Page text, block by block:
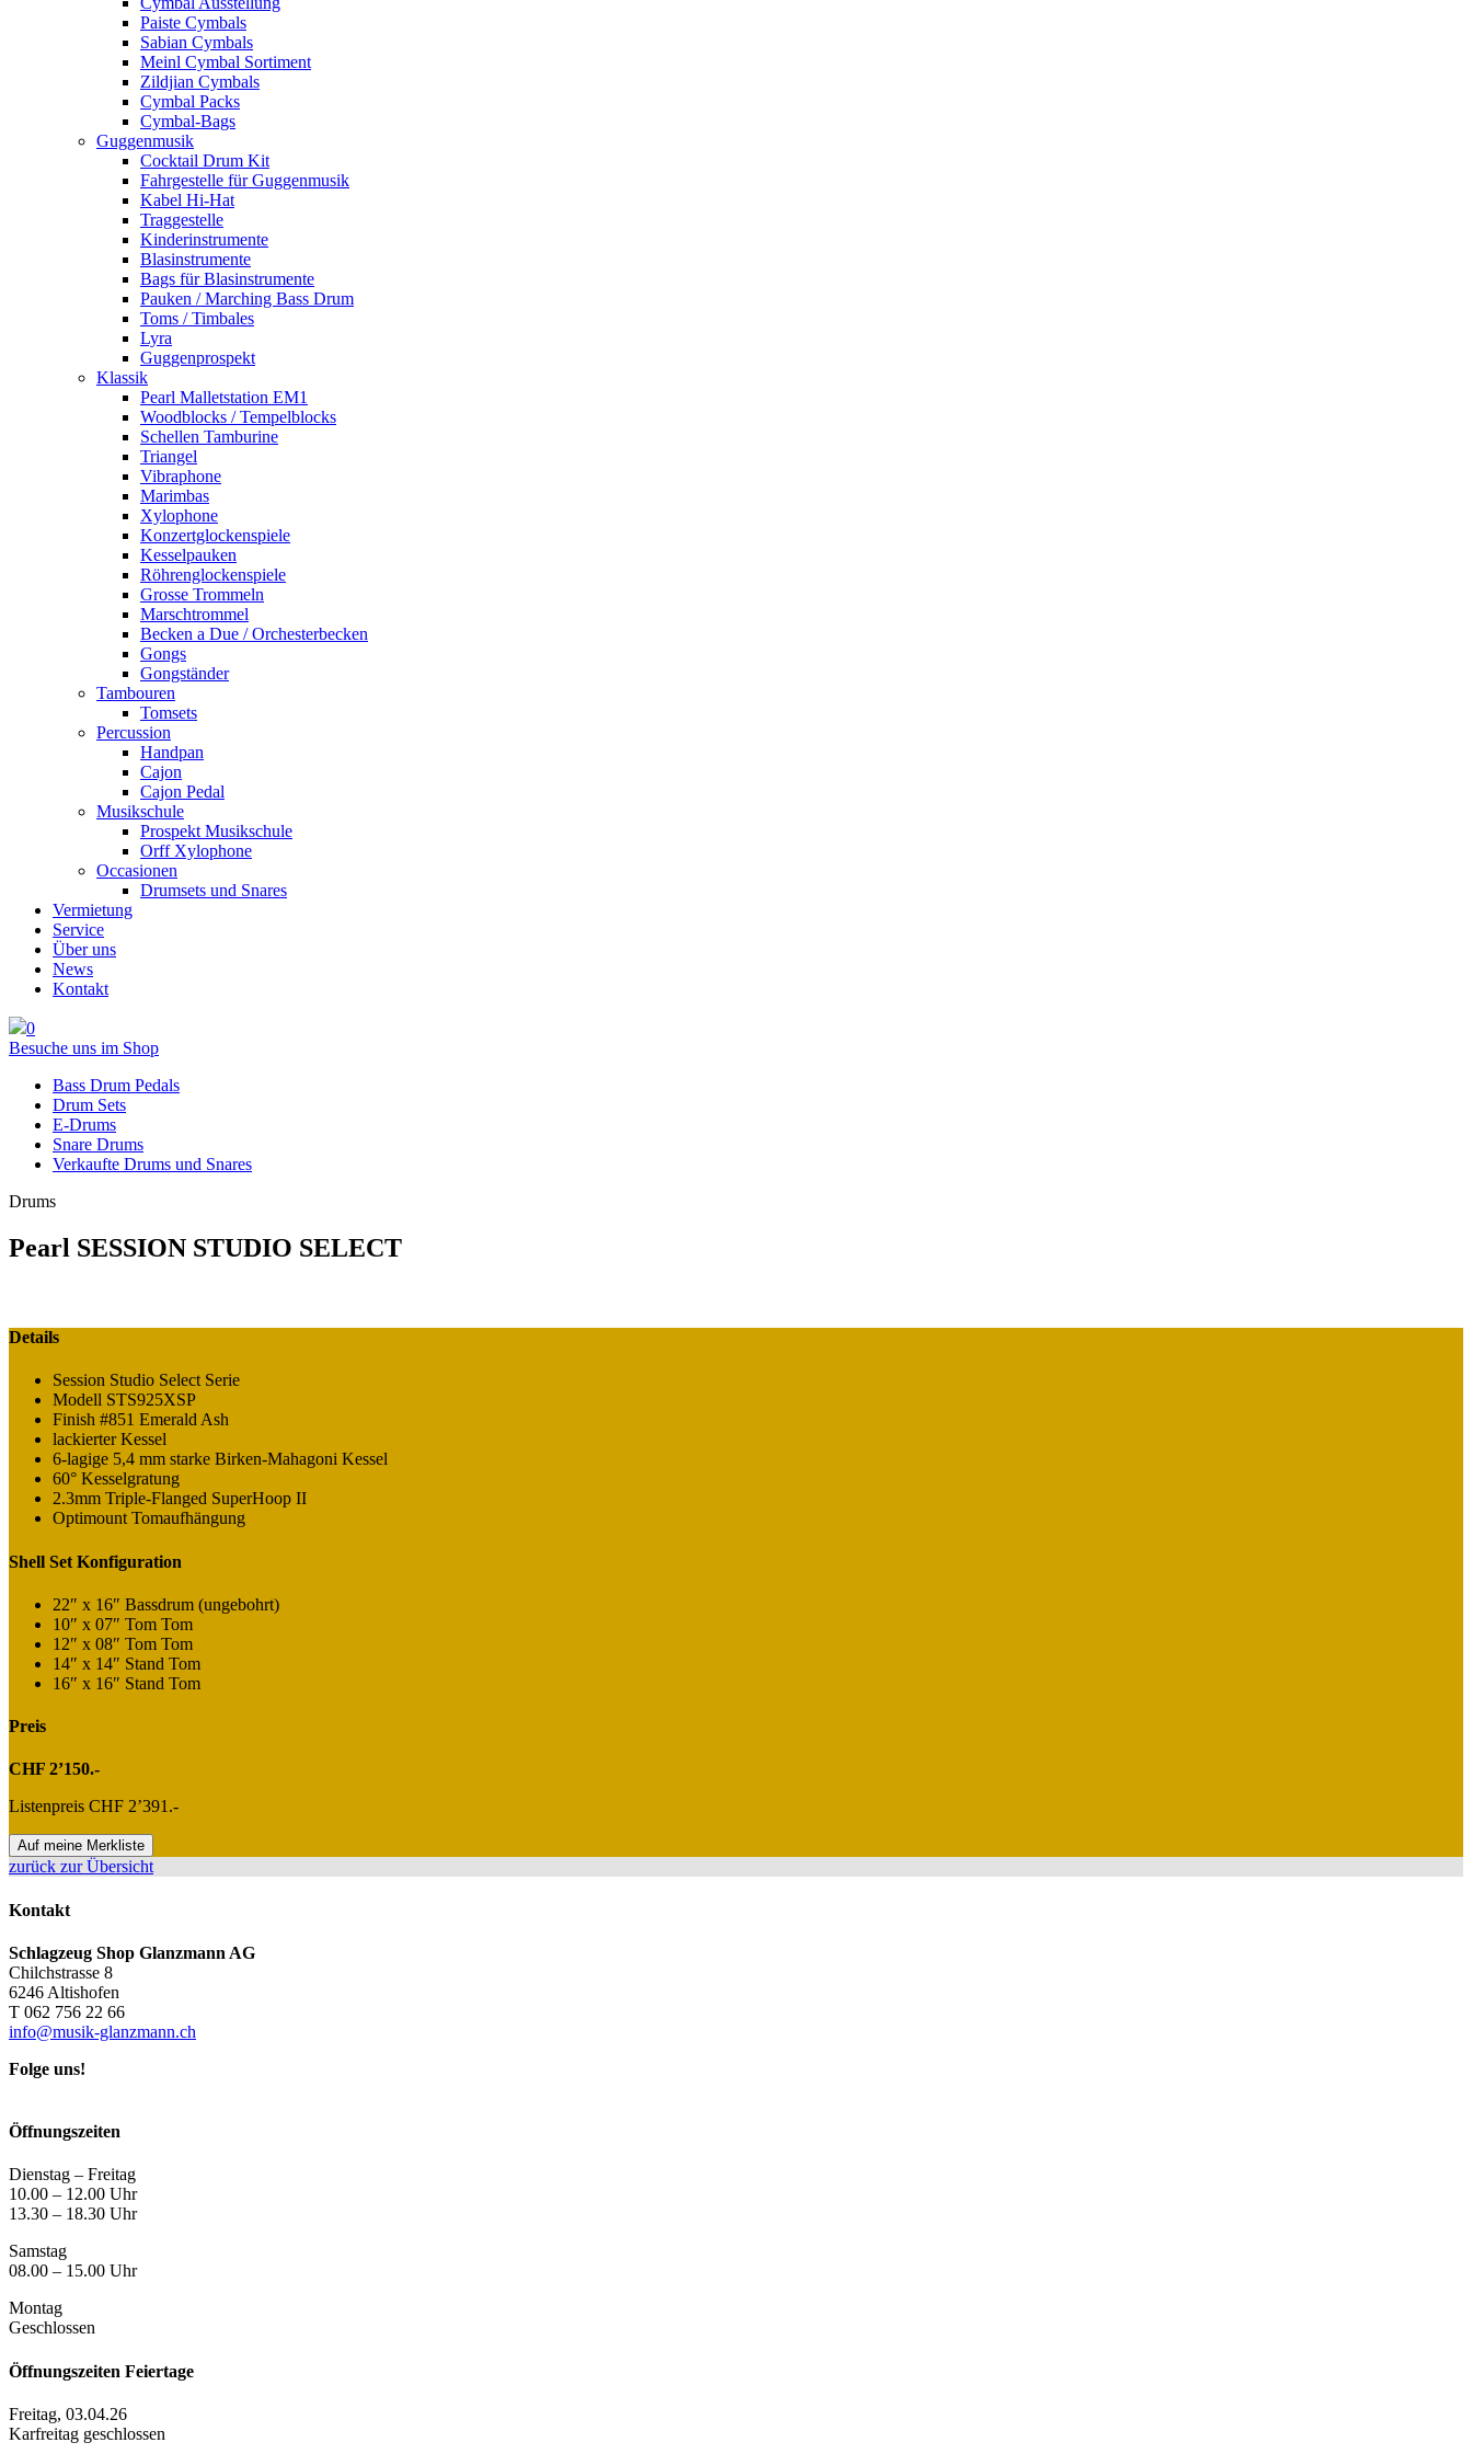
Paiste Cymbals
Sabian Cymbals
Meinl Cymbal Sortiment
Zildjian Cymbals
Cymbal Packs
Cymbal-Bags
Guggenmusik
Cocktail Drum Kit
Fahrgestelle für Guggenmusik
Kabel Hi-Hat
Traggestelle
Kinderinstrumente
Blasinstrumente
Bags für Blasinstrumente
Pauken / Marching Bass Drum
Toms / Timbales
Lyra
Guggenprospekt
Klassik
Pearl Malletstation EM1
Woodblocks / Tempelblocks
Schellen Tamburine
Triangel
Vibraphone
Marimbas
Xylophone
Konzertglockenspiele
Kesselpauken
Röhren­glocken­spiele
Grosse Trommeln
Marschtrommel
Becken a Due / Orchester­becken
Gongs
Gongständer
Tambouren
Tomsets
Percussion
Handpan
Cajon
Cajon Pedal
Musikschule
Prospekt Musikschule
Orff Xylophone
Occasionen
Drumsets und Snares
Vermietung
Service
Über uns
News
Kontakt
0
Besuche uns im Shop
Bass Drum Pedals
Drum Sets
E-Drums
Snare Drums
Verkaufte Drums und Snares
Drums
Pearl SESSION STUDIO SELECT
Details
Session Studio Select Serie
Modell STS925XSP
Finish #851 Emerald Ash
lackierter Kessel
6-lagige 5,4 mm starke Birken-Mahagoni Kessel
60° Kesselgratung
2.3mm Triple-Flanged SuperHoop II
Optimount Tomaufhängung
Shell Set Konfiguration
22″ x 16″ Bassdrum (ungebohrt)
10″ x 07″ Tom Tom
12″ x 08″ Tom Tom
14″ x 14″ Stand Tom
16″ x 16″ Stand Tom
Preis
CHF 2’150.-
Listenpreis CHF 2’391.-
Auf meine Merkliste
zurück zur Übersicht
Kontakt
Schlagzeug Shop Glanzmann AG
Chilchstrasse 8
6246 Altishofen
T 062 756 22 66
info@musik-glanzmann.ch
Folge uns!
Öffnungszeiten
Dienstag – Freitag
10.00 – 12.00 Uhr
13.30 – 18.30 Uhr
Samstag
08.00 – 15.00 Uhr
Montag
Geschlossen
Öffnungszeiten Feiertage
Freitag, 03.04.26
Karfreitag geschlossen